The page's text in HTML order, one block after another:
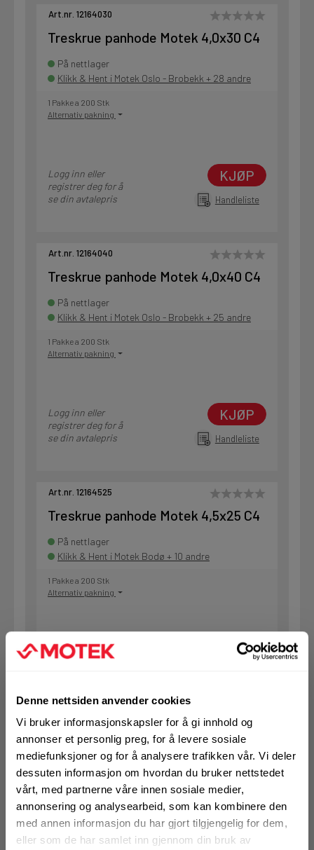
Denne nettsiden anvender cookies
Vi bruker informasjonskapsler for å gi innhold og
annonser et personlig preg, for å levere sosiale
mediefunksjoner og for å analysere trafikken vår. Vi deler
dessuten informasjon om hvordan du bruker nettstedet
vårt, med partnerne våre innen sosiale medier,
annonsering og analysearbeid, som kan kombinere den
med annen informasjon du har gjort tilgjengelig for dem,
eller som de har samlet inn gjennom din bruk av
Art.nr. 12164030
Treskrue panhode Motek 4,0x30 C4
På nettlager
Klikk & Hent i Motek Oslo - Brobekk + 28 andre
1 Pakke a 200 Stk
Alternativ pakning
Logg inn eller
registrer deg for å
se din avtalepris
KJØP
Handleliste
Art.nr. 12164040
Treskrue panhode Motek 4,0x40 C4
På nettlager
Klikk & Hent i Motek Oslo - Brobekk + 25 andre
1 Pakke a 200 Stk
Alternativ pakning
Logg inn eller
registrer deg for å
se din avtalepris
KJØP
Handleliste
Art.nr. 12164525
Treskrue panhode Motek 4,5x25 C4
På nettlager
Klikk & Hent i Motek Bodø + 10 andre
1 Pakke a 200 Stk
Alternativ pakning
Logg inn eller
KJØP
Art.nr. 12164530
Treskrue panhode Motek 4,5x30 C4
På nettlager
Klikk & Hent i Motek Oslo - Brobekk + 11 andre
1 Pakke a 200 Stk